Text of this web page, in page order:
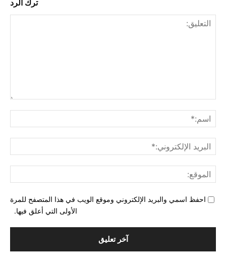
ترك الرد
احفظ اسمي والبريد الإلكتروني وموقع الويب في هذا المتصفح للمرة
الأولى التي أعلق فيها.